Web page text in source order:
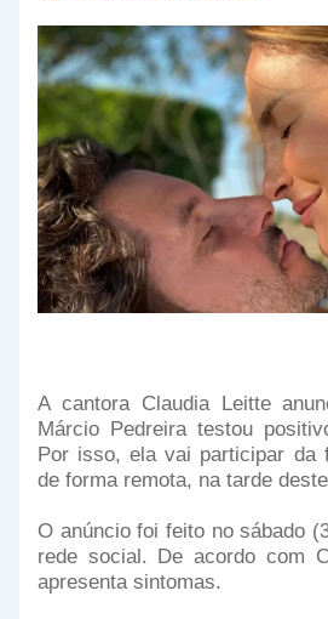
A cantora Claudia Leitte
Márcio Pedreira testou
Por isso, ela vai participar da
de forma remota, na tarde
O anúncio foi feito no sábado
rede social. De acordo com
apresenta sintomas.